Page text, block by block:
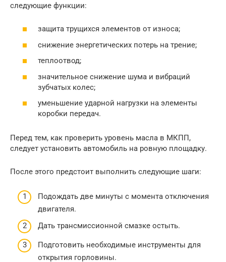
следующие функции:
защита трущихся элементов от износа;
снижение энергетических потерь на трение;
теплоотвод;
значительное снижение шума и вибраций
зубчатых колес;
уменьшение ударной нагрузки на элементы
коробки передач.
Перед тем, как проверить уровень масла в МКПП,
следует установить автомобиль на ровную площадку.
После этого предстоит выполнить следующие шаги:
Подождать две минуты с момента отключения
двигателя.
Дать трансмиссионной смазке остыть.
Подготовить необходимые инструменты для
открытия горловины.